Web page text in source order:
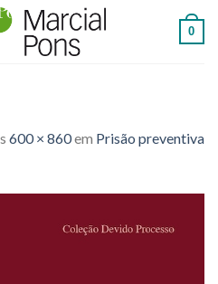
0
600 × 860em Prisão preventiva